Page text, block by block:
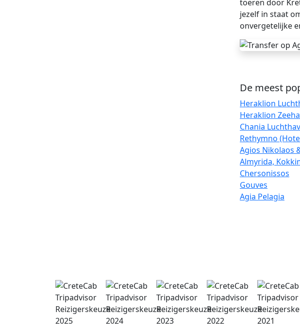
toeren door
jezelf in staat
onvergetelijke
De meest
Heraklion
Heraklion
Chania
Rethymno
Agios Nikolaos
Almyrida,
Chersonissos
Gouves
Agia Pelagia